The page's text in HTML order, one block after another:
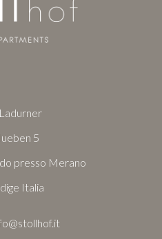
5
presso Merano
Italia